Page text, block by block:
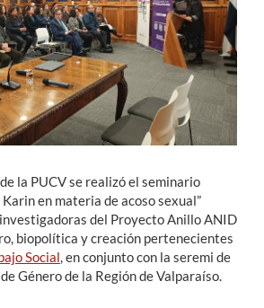
la PUCV se realizó el seminario
en materia de acoso sexual”
del Proyecto Anillo ANID
biopolítica y creación pertenecientes
Social , en conjunto con la seremi de
Género de la Región de Valparaíso.